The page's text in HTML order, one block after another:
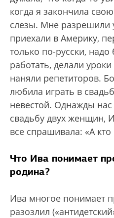
когда я закончила
слезы. Мне разрешили
приехали в Америку,
только по-русски,
работать, делали
наняли репетиторов.
любила играть в
невестой. Однажды нас
свадьбу двух женщин,
все спрашивала: «А
Что Ива понимает
родина?
Ива многое понимает
разозлил